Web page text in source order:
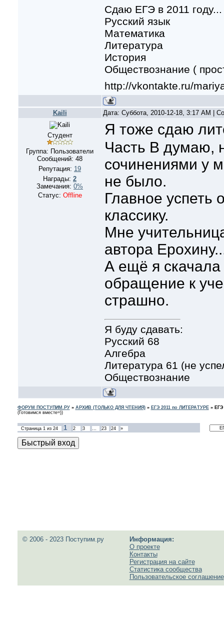
Сдаю ЕГЭ в 2011 году...
Русский язык
Математика
Литература
История
Обществознание (
http://vkontakte.ru/
Kaili Дата: Суббота, 2010-12-18, 3:17 AM |
Студент
Группа: Пользователи
Сообщений: 48
Репутация: 19
Награды: 2
Замечания: 0%
Статус: Offline
Я тоже сдаю
Часть B думаю,
сочинениями у
не было.
Главное успеть
классику.
Мне
автора
А ещё я
обращение к
страшно.
Я буду сдавать:
Русский 68
Алгебра
Литература 61 (не
Обществознание
ФОРУМ ПОСТУПИМ.РУ» АРХИВ (ТОЛЬКО ДЛЯ ЧТЕНИЯ)» ЕГЭ 2011 по ЛИТЕРАТУРЕ»
(Готовимся вместе=))
Страница 1из 24 1 2 3 … 23 24 »
© 2006 - 2023 Поступим.ру
Информация:
О проекте
Контакты
Регистрация на сайте
Статистика сообщества
Пользовательское соглашение